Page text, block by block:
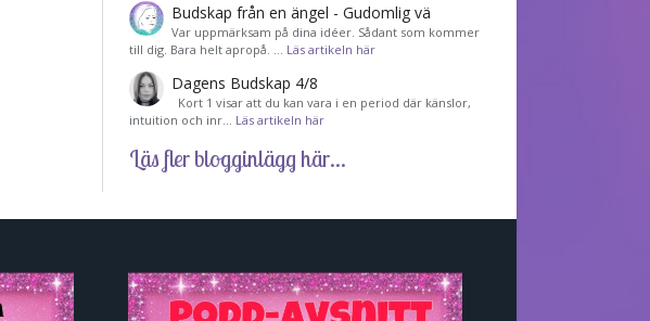
Budskap från en ängel - Gudomlig vä
Var uppmärksam på dina idéer. Sådant som kommer
till dig. Bara helt apropå. … Läs artikeln här
Dagens Budskap 4/8
Kort 1 visar att du kan vara i en period där känslor,
intuition och inr… Läs artikeln här
Läs fler blogginlägg här...